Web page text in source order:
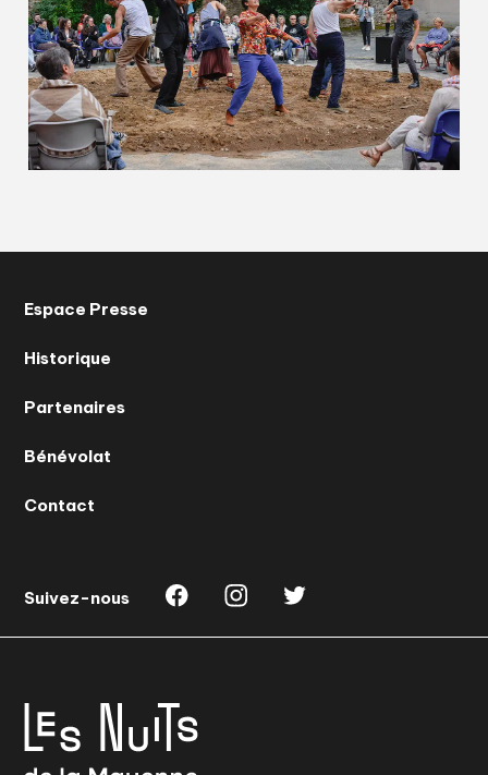
Espace Presse
Historique
Partenaires
Bénévolat
Contact
Suivez-nous